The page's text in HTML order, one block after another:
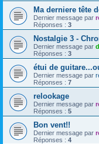
Ma derniere tête
Dernier message par
Réponses : 3
Nostalgie 3 -
Dernier message par
Réponses : 3
étui de
Dernier message par
Réponses : 7
relookage
Dernier message par
Réponses : 5
Bon vent!!
Dernier message par
Réponses : 4